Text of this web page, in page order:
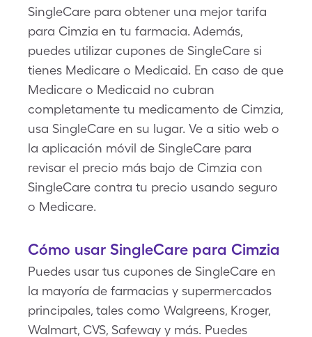
SingleCare para obtener una mejor tarifa
para Cimzia en tu farmacia. Además,
puedes utilizar cupones de SingleCare si
tienes Medicare o Medicaid. En caso de que
Medicare o Medicaid no cubran
completamente tu medicamento de Cimzia,
usa SingleCare en su lugar. Ve a sitio web o
la aplicación móvil de SingleCare para
revisar el precio más bajo de Cimzia con
SingleCare contra tu precio usando seguro
o Medicare.
Cómo usar SingleCare para Cimzia
Puedes usar tus cupones de SingleCare en
la mayoría de farmacias y supermercados
principales, tales como Walgreens, Kroger,
Walmart, CVS, Safeway y más. Puedes